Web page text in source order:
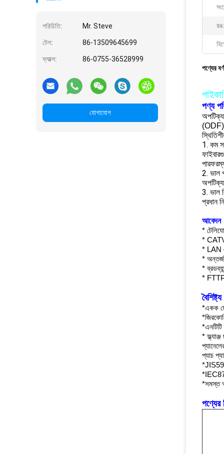
পরিচিতি: Mr. Steve
টেল: 86-13509645699
ফ্যাক্স: 86-0755-36528999
যোগাযোগ
রঙ:
পণ্যের
পণ্য
(ODF),
1. কম
2. ভাল
3. ভাল
প্রধান
আবেদন
*
*
* LAN
*
*
*
বৈশিষ্ট্য
*একক
*এনটিটি
*
প্যাচ
*সমস্ত
পণ্যের